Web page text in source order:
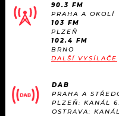
90.3 FM
PRAHA A OKOLÍ
103 FM
PLZEŇ
102.4 FM
BRNO
DALŠÍ VYSÍLAČE
DAB
PRAHA A
PLZEŇ: KANÁL
OSTRAVA: